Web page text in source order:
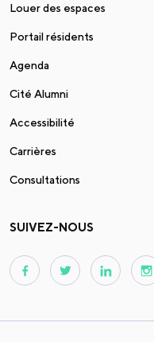
Louer des espaces
Portail résidents
Agenda
Cité Alumni
Accessibilité
Carrières
Consultations
SUIVEZ-NOUS